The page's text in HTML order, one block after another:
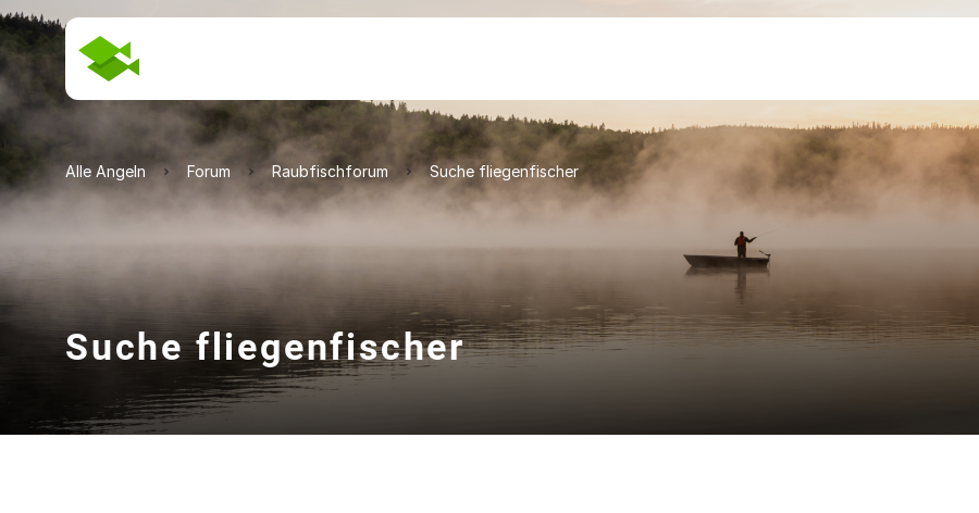
Alle Angeln Forum Raubfischforum Suche fliegenfischer
Suche fliegenfischer